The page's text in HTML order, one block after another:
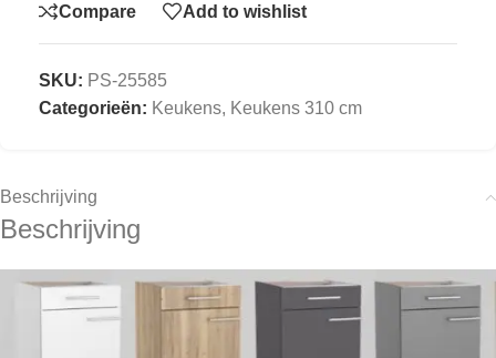
Compare Add to wishlist
SKU: PS-25585
Categorieën: Keukens, Keukens 310 cm
Beschrijving
Beschrijving